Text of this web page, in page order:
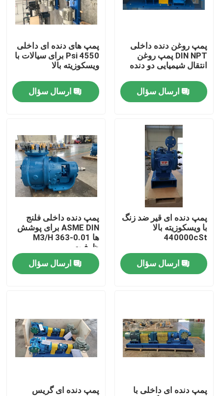
محصولات
فیلم های
درباره ما
تور کارخانه
کنترل کیفیت
اخبار
موارد
درخواست نقل قول
پمپ روغن دنده داخلی
DIN NPT پمپ روغن
انتقال شیمیایی دو دنده
ارسال سؤال
پمپ های دنده ای داخلی
4550 Psi برای سیالات با
ویسکوزیته بالا
ارسال سؤال
پمپ دنده ای قیر ضد زنگ
با ویسکوزیته بالا
440000cSt
ارسال سؤال
پمپ دنده داخلی فلنج
ASME DIN برای پوشش
ها 0.01-363 M3/H
ظرفیت
ارسال سؤال
پمپ دنده ای داخلی با
پمپ دنده ای گریس